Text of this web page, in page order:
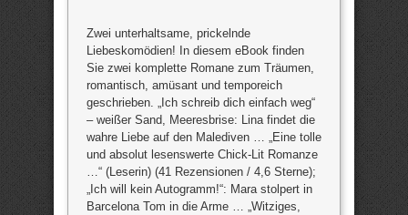
Zwei unterhaltsame, prickelnde
Liebeskomödien! In diesem eBook finden
Sie zwei komplette Romane zum Träumen,
romantisch, amüsant und temporeich
geschrieben. „Ich schreib dich einfach weg“
– weißer Sand, Meeresbrise: Lina findet die
wahre Liebe auf den Malediven … „Eine tolle
und absolut lesenswerte Chick-Lit Romanze
…“ (Leserin) (41 Rezensionen / 4,6 Sterne);
„Ich will kein Autogramm!“: Mara stolpert in
Barcelona Tom in die Arme … „Witziges,